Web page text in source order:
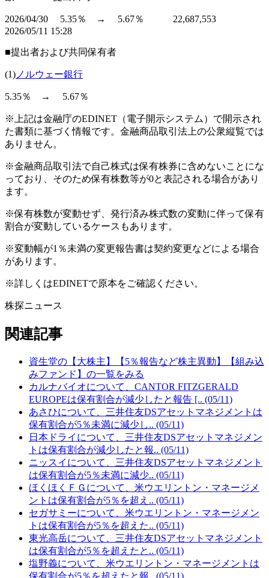
2026/04/30 5.35％ → 5.67％ 22,687,553
2026/05/11 15:28
■提出者および共同保有者
(1)ノルウェー銀行
5.35％ → 5.67％
※上記は金融庁のEDINET（電子開示システム）で開示され
た書類に基づく情報です。金融商品取引法上の公衆縦覧では
ありません。
※金融商品取引法で自己株式は保有株券に含めないことにな
っており、そのため保有株数等が0と表記される場合があり
ます。
※保有株数が変動せず、発行済み株式数の変動に伴って保有
割合が変動しているケースもあります。
※変動幅が1％未満の変更報告書は契約変更などによる場合
があります。
※詳しくはEDINETで原本をご確認ください。
株探ニュース
関連記事
資生堂の【大株主】【5％報告など株主異動】【組み込
みファンド】の一覧をみる
カルナバイオについて、CANTOR FITZGERALD
EUROPEは保有割合が減少したと報告 [.. (05/11)
あさひについて、三井住友DSアセットマネジメントは
保有割合が5％未満に減少し.. (05/11)
日本ドライについて、三井住友DSアセットマネジメン
トは保有割合が減少したと報.. (05/11)
ニッスイについて、三井住友DSアセットマネジメント
は保有割合が5％未満に減少.. (05/11)
ほくほくＦＧについて、米ウエリントン・マネージメ
ントは保有割合が5％を超え.. (05/11)
セガサミーについて、米ウエリントン・マネージメン
トは保有割合が5％を超えた.. (05/11)
東光高岳について、三井住友DSアセットマネジメント
は保有割合が5％を超えたと.. (05/11)
塩野義について、米ウエリントン・マネージメントは